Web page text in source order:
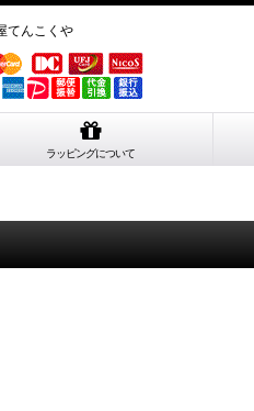
んこくや
ラッピングについて